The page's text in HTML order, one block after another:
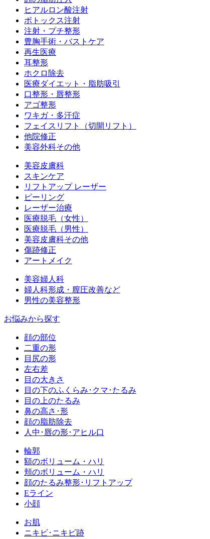
ヒアルロン酸注射
ボトックス注射
注射・プチ整形
豊胸手術・バストケア
再生医療
耳整形
ホクロ除去
医療ダイエット・脂肪吸引
口整形・唇整形
アゴ整形
ワキガ・多汗症
フェイスリフト（切開リフト）
他院修正
美容外科その他
美容皮膚科
スキンケア
リフトアップ レーザー
ピーリング
レーザー治療
医療脱毛（女性）
医療脱毛（男性）
美容皮膚科その他
傷跡修正
アートメイク
美容婦人科
婦人科形成・膣圧改善など
男性の美容整形
お悩みから探す
顔の部位
二重の形
目尻の形
左右差
目の大きさ
目の下のふくらみ･クマ･たるみ
目の上のたるみ
鼻の高さ･形
顔の脂肪除去
人中･唇の形･アヒル口
輪郭
額のボリューム・ハリ
頬のボリューム・ハリ
顔のたるみ整形･リフトアップ
Eライン
小顔
お肌
ニキビ･ニキビ跡